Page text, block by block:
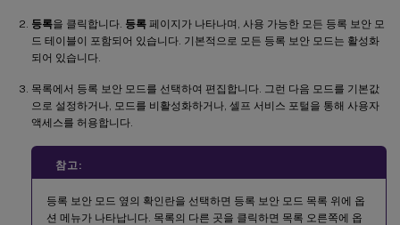
등록을 클릭합니다. 등록 페이지가 나타나며, 사용 가능한 모든 등록 보안 모
드 테이블이 포함되어 있습니다. 기본적으로 모든 등록 보안 모드는 활성화
되어 있습니다.
목록에서 등록 보안 모드를 선택하여 편집합니다. 그런 다음 모드를 기본값
으로 설정하거나, 모드를 비활성화하거나, 셀프 서비스 포털을 통해 사용자
액세스를 허용합니다.
참고:
등록 보안 모드 옆의 확인란을 선택하면 등록 보안 모드 목록 위에 옵
션 메뉴가 나타납니다. 목록의 다른 곳을 클릭하면 목록 오른쪽에 옵